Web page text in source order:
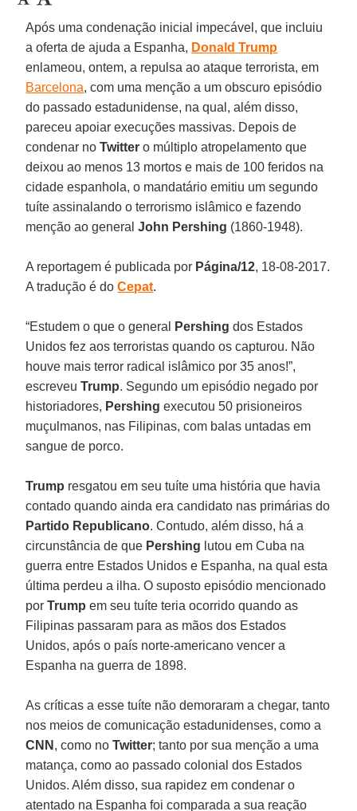
Após uma condenação inicial impecável, que incluiu
a oferta de ajuda a Espanha, Donald Trump
enlameou, ontem, a repulsa ao ataque terrorista, em
Barcelona, com uma menção a um obscuro episódio
do passado estadunidense, na qual, além disso,
pareceu apoiar execuções massivas. Depois de
condenar noTwitter o múltiplo atropelamento que
deixou ao menos 13 mortos e mais de 100 feridos na
cidade espanhola, o mandatário emitiu um segundo
tuíte assinalando o terrorismo islâmico e fazendo
menção ao generalJohn Pershing (1860-1948).
A reportagem é publicada por Página/12, 18-08-2017.
A tradução é doCepat.
“Estudem o que o general Pershing dos Estados
Unidos fez aos terroristas quando os capturou. Não
houve mais terror radical islâmico por 35 anos!”,
escreveuTrump. Segundo um episódio negado por
historiadores, Pershing executou 50 prisioneiros
muçulmanos, nas Filipinas, com balas untadas em
sangue de porco.
Trump resgatou em seu tuíte uma história que havia
contado quando ainda era candidato nas primárias do
Partido Republicano. Contudo, além disso, há a
circunstância de que Pershing lutou em Cuba na
guerra entre Estados Unidos e Espanha, na qual esta
última perdeu a ilha. O suposto episódio mencionado
porTrump em seu tuíte teria ocorrido quando as
Filipinas passaram para as mãos dos Estados
Unidos, após o país norte-americano vencer a
Espanha na guerra de 1898.
As críticas a esse tuíte não demoraram a chegar, tanto
nos meios de comunicação estadunidenses, como a
CNN , como noTwitter; tanto por sua menção a uma
matança, como ao passado colonial dos Estados
Unidos. Além disso, sua rapidez em condenar o
atentado na Espanha foi comparada a sua reação